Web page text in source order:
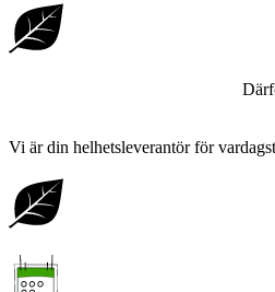
Vi är din helhetsleverantör för